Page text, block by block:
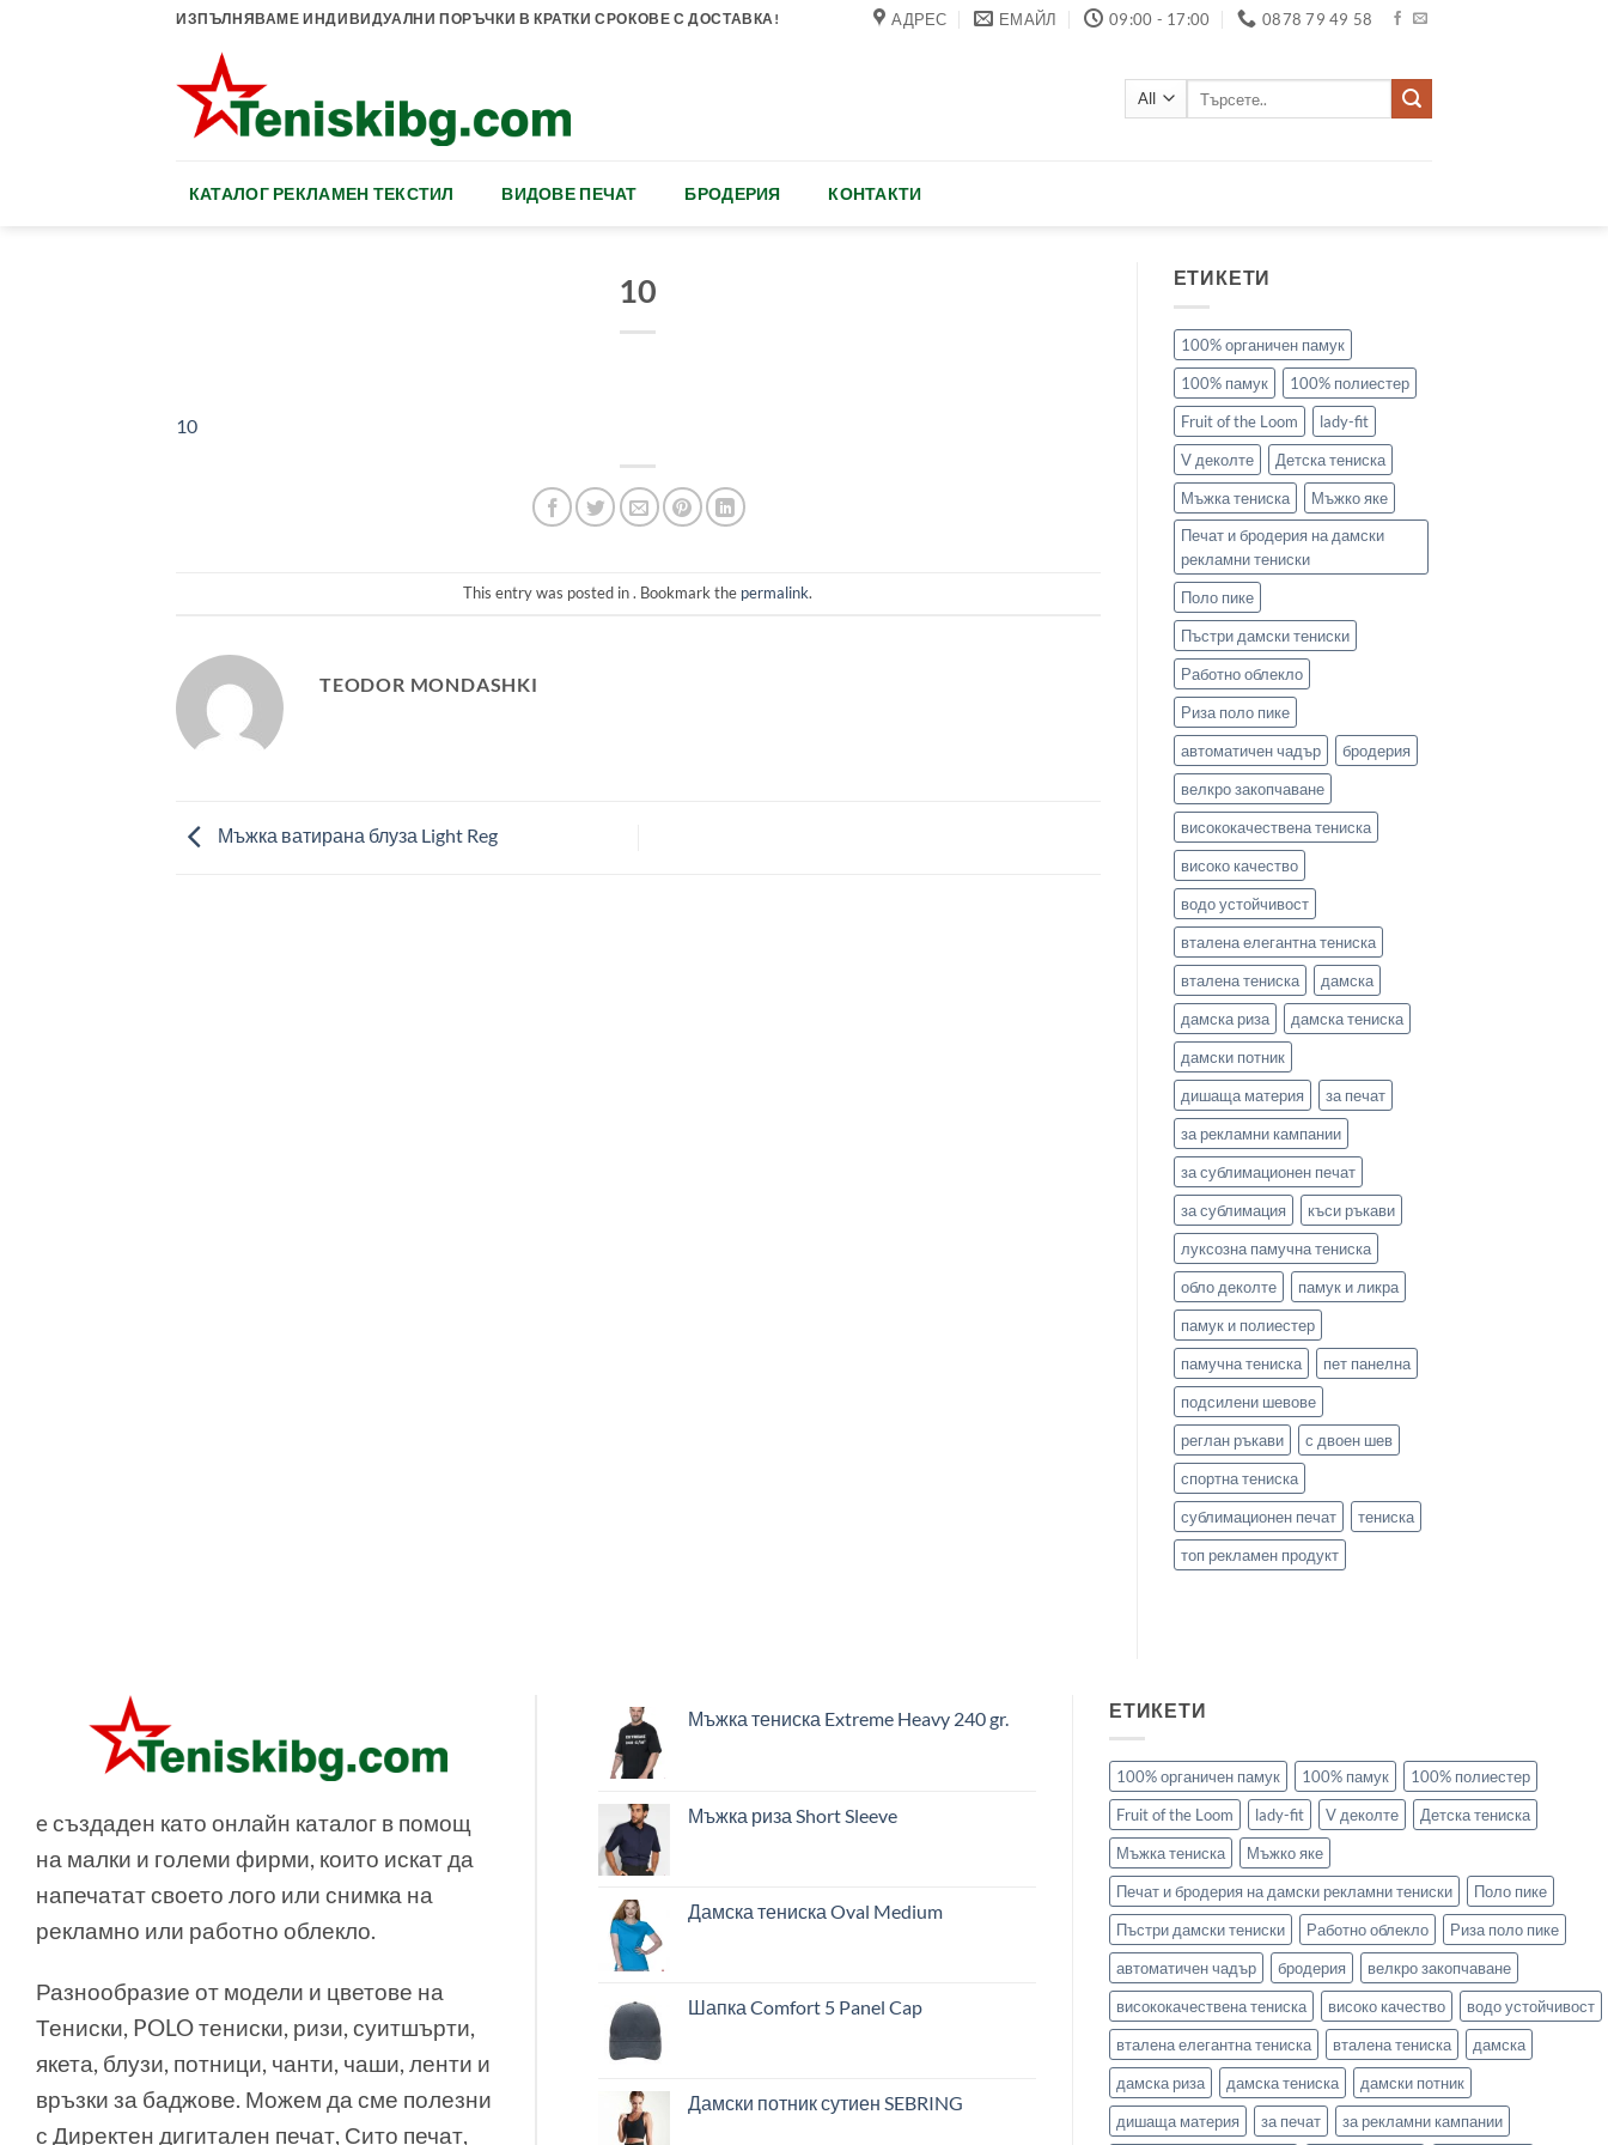
ИЗПЪЛНЯВАМЕ ИНДИВИДУАЛНИ ПОРЪЧКИ В КРАТКИ СРОКОВЕ С ДОСТАВКА! АДРЕС ЕМАЙЛ 09:00 - 17:00 0878 79 49 58
КАТАЛОГ РЕКЛАМЕН ТЕКСТИЛ ВИДОВЕ ПЕЧАТ БРОДЕРИЯ КОНТАКТИ
10
10
This entry was posted in . Bookmark the permalink.
TEODOR MONDASHKI
Мъжка ватирана блуза Light Reg
ЕТИКЕТИ
100% органичен памук
100% памук
100% полиестер
Fruit of the Loom
lady-fit
V деколте
Детска тениска
Мъжка тениска
Мъжко яке
Печат и бродерия на дамски
рекламни тениски
Поло пике
Пъстри дамски тениски
Работно облекло
Риза поло пике
автоматичен чадър
бродерия
велкро закопчаване
висококачествена тениска
високо качество
водо устойчивост
вталена елегантна тениска
вталена тениска
дамска
дамска риза
дамска тениска
дамски потник
дишаща материя
за печат
за рекламни кампании
за сублимационен печат
за сублимация
къси ръкави
луксозна памучна тениска
обло деколте
памук и ликра
памук и полиестер
памучна тениска
пет панелна
подсилени шевове
реглан ръкави
с двоен шев
спортна тениска
сублимационен печат
тениска
топ рекламен продукт
e създаден като онлайн каталог в помощ
на малки и големи фирми, които искат да
напечатат своето лого или снимка на
рекламно или работно облекло.
Разнообразие от модели и цветове на
Тениски, POLO тениски, ризи, суитшърти,
якета, блузи, потници, чанти, чаши, ленти и
връзки за баджове. Можем да сме полезни
с Директен дигитален печат, Сито печат,
Мъжка тениска Extreme Heavy 240 gr.
Мъжка риза Short Sleeve
Дамска тениска Oval Medium
Шапка Comfort 5 Panel Cap
Дамски потник сутиен SEBRING
ЕТИКЕТИ
100% органичен памук 100% памук
100% полиестер
Fruit of the Loom
lady-fit V деколте
Детска тениска
Мъжка тениска
Мъжко яке
Печат и бродерия на дамски рекламни тениски
Поло пике
Пъстри дамски тениски
Работно облекло
Риза поло пике
автоматичен чадър
бродерия
велкро закопчаване
висококачествена тениска
високо качество
водо устойчивост
вталена елегантна тениска
вталена тениска
дамска
дамска риза
дамска тениска
дамски потник
дишаща материя
за печат за рекламни кампании